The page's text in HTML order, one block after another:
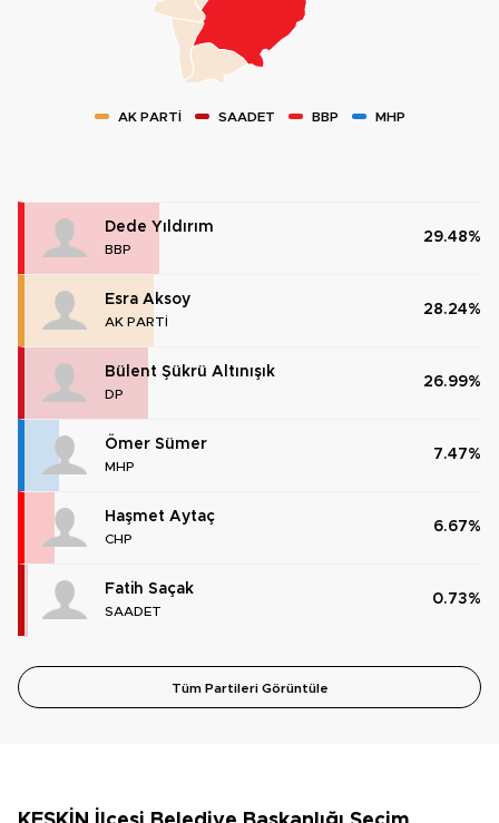
AK PARTİ SAADET BBP MHP
Dede Yıldırım
BBP
29.48%
Esra Aksoy
AK PARTİ
28.24%
Bülent Şükrü Altınışık
DP
26.99%
Ömer Sümer
MHP
7.47%
Haşmet Aytaç
CHP
6.67%
Fatih Saçak
SAADET
0.73%
Tüm Partileri Görüntüle